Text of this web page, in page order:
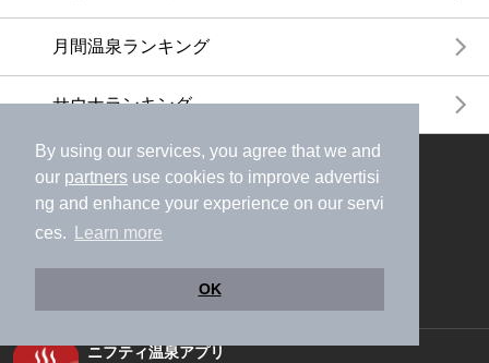
By using our services, you agree that we and
our partners use cookies to improve advertisi
ng and enhance your experience on our servi
ces.
Learn more
OK
月間温泉ランキング
サウナランキング
ニフティ温泉公式アカウントをフォローして
おトク情報やクーポン情報を受け取ろう
ニフティ温泉アプリ